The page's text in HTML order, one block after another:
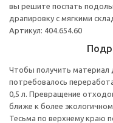
вы решите поспать
драпировку с мягкими
Артикул: 404.654.60
Чтобы получить материал
потребовалось
0,5 л. Превращение
ближе к более
Тесьма по верхнему краю